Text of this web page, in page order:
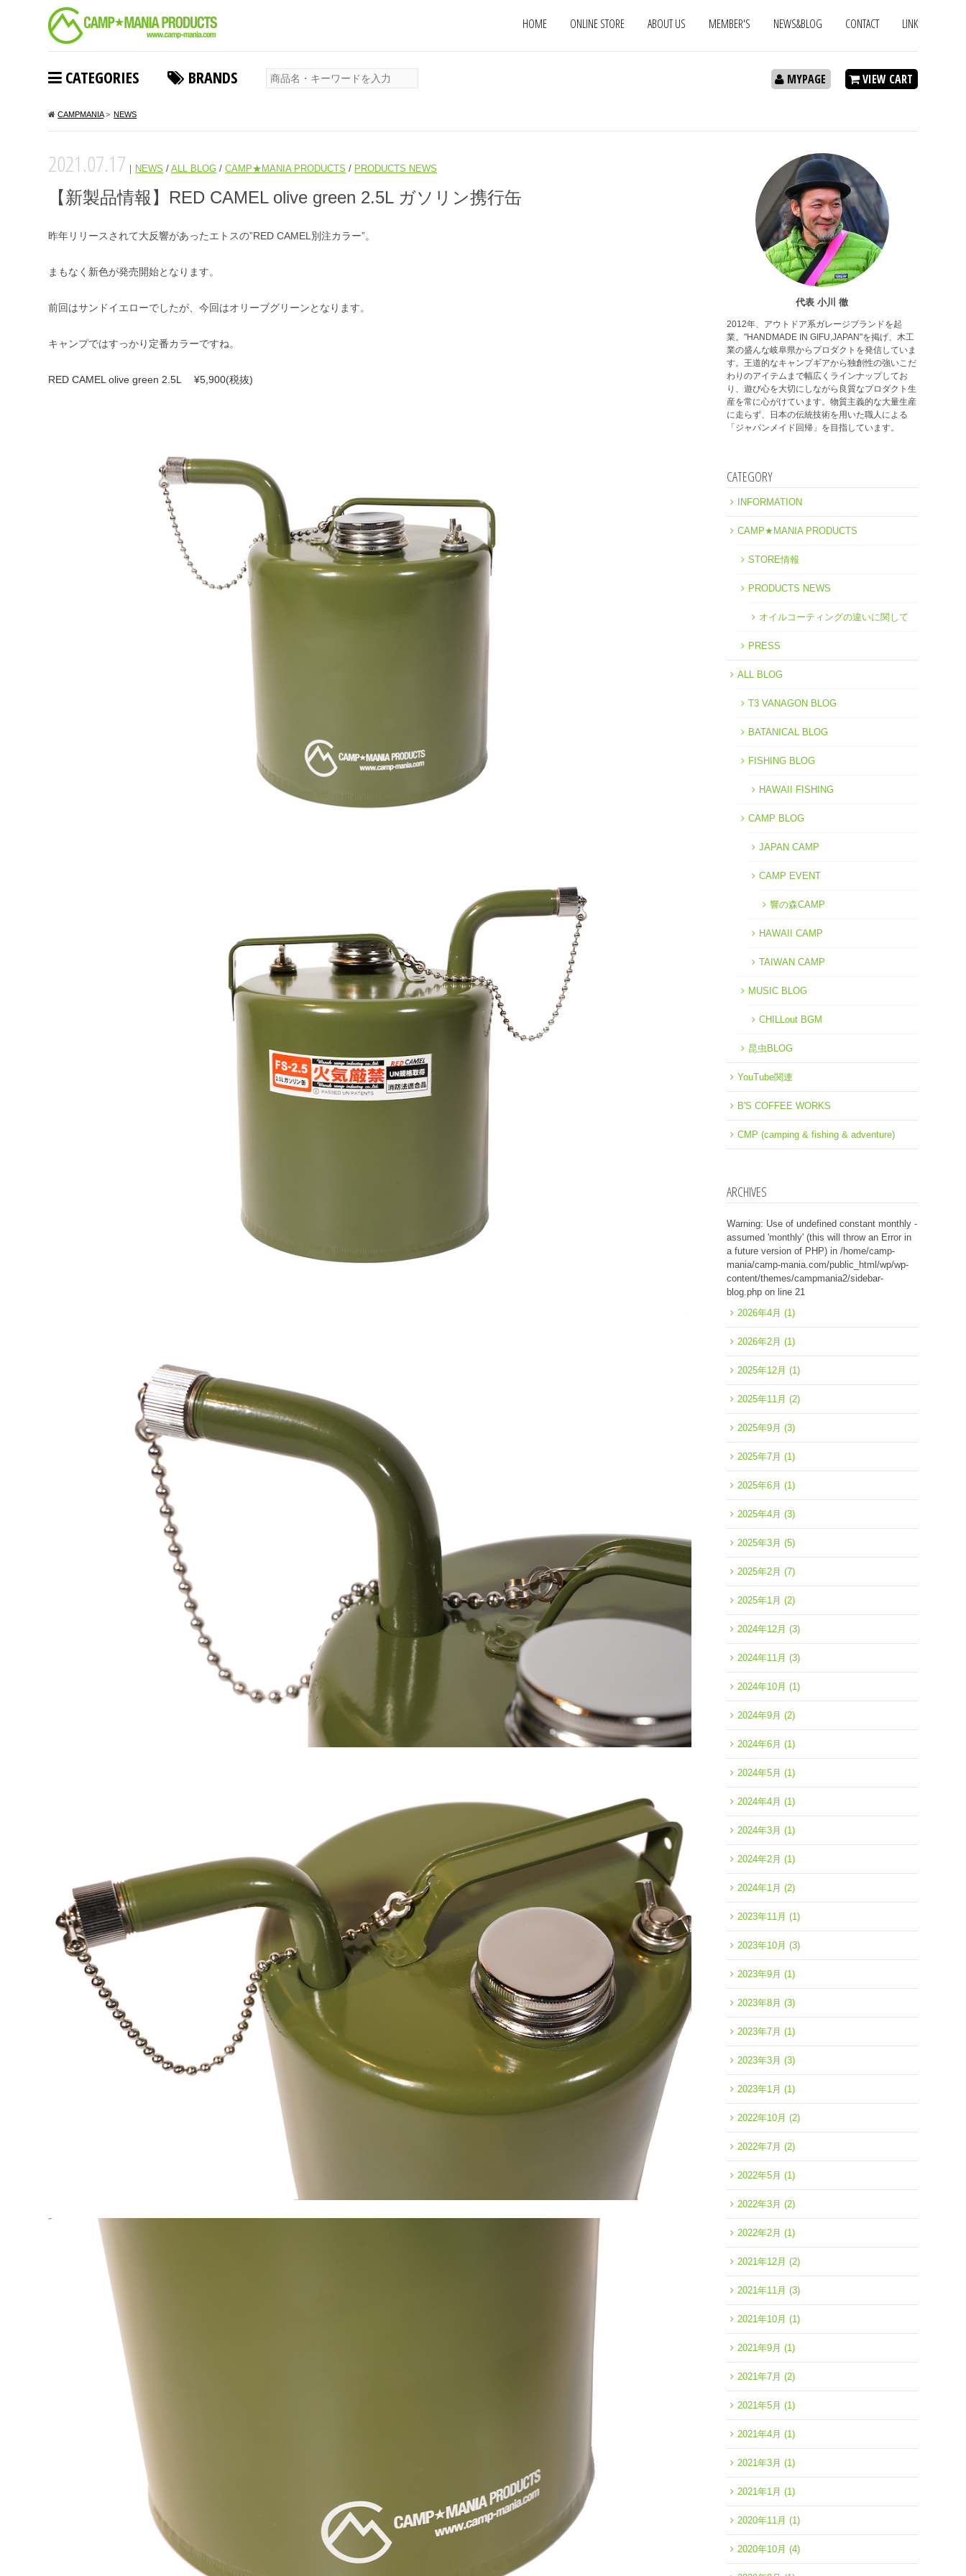
HOME ONLINE STORE ABOUT US MEMBER'S NEWS&BLOG CONTACT LINK
CATEGORIES BRANDS VIEW CART
MYPAGE
CAMPMANIA> NEWS
2021.07.17 ｜ NEWS /ALL BLOG /CAMP★MANIA PRODUCTS / PRODUCTS NEWS
【新製品情報】RED CAMEL olive green 2.5L ガソリン携行缶
昨年リリースされて大反響があったエトスの”RED CAMEL別注カラー”。
まもなく新色が発売開始となります。
前回はサンドイエローでしたが、今回はオリーブグリーンとなります。
キャンプではすっかり定番カラーですね。
RED CAMEL olive green 2.5L ¥5,900(税抜)
代表 小川 徹
2012年、アウトドア系ガレージブランドを起
業。"HANDMADE IN GIFU,JAPAN"を掲げ、木工
業の盛んな岐阜県からプロダクトを発信していま
す。王道的なキャンプギアから独創性の強いこだ
わりのアイテムまで幅広くラインナップしてお
り、遊び心を大切にしながら良質なプロダクト生
産を常に心がけています。物質主義的な大量生産
に走らず、日本の伝統技術を用いた職人による
「ジャパンメイド回帰」を目指しています。
CATEGORY
INFORMATION
CAMP★MANIA PRODUCTS
STORE情報
PRODUCTS NEWS
オイルコーティングの違いに関して
PRESS
ALL BLOG
T3 VANAGON BLOG
BATANICAL BLOG
FISHING BLOG
HAWAII FISHING
CAMP BLOG
JAPAN CAMP
CAMP EVENT
響の森CAMP
HAWAII CAMP
TAIWAN CAMP
MUSIC BLOG
CHILLout BGM
昆虫BLOG
YouTube関連
B'S COFFEE WORKS
CMP (camping & fishing & adventure)
ARCHIVES
Warning: Use of undefined constant monthly -
assumed 'monthly' (this will throw an Error in
a future version of PHP) in /home/camp-
mania/camp-mania.com/public_html/wp/wp-
content/themes/campmania2/sidebar-
blog.phpon line 21
2026年4月 (1)
2026年2月 (1)
2025年12月 (1)
2025年11月 (2)
2025年9月 (3)
2025年7月 (1)
2025年6月 (1)
2025年4月 (3)
2025年3月 (5)
2025年2月 (7)
2025年1月 (2)
2024年12月 (3)
2024年11月 (3)
2024年10月 (1)
2024年9月 (2)
2024年6月 (1)
2024年5月 (1)
2024年4月 (1)
2024年3月 (1)
2024年2月 (1)
2024年1月 (2)
2023年11月 (1)
2023年10月 (3)
2023年9月 (1)
2023年8月 (3)
2023年7月 (1)
2023年3月 (3)
2023年1月 (1)
2022年10月 (2)
2022年7月 (2)
2022年5月 (1)
2022年3月 (2)
2022年2月 (1)
2021年12月 (2)
2021年11月 (3)
2021年10月 (1)
2021年9月 (1)
2021年7月 (2)
2021年5月 (1)
2021年4月 (1)
2021年3月 (1)
2021年1月 (1)
2020年11月 (1)
2020年10月 (4)